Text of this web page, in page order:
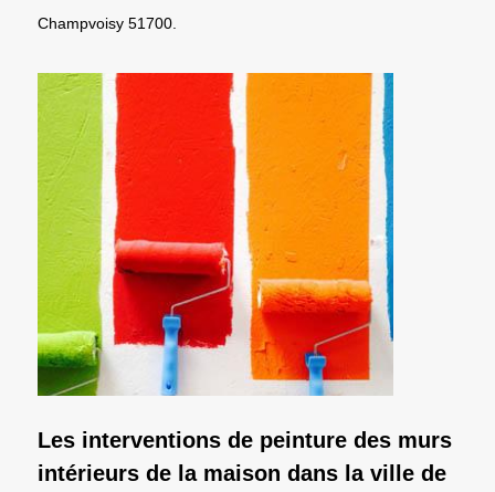
Champvoisy 51700.
Les interventions de peinture des murs
intérieurs de la maison dans la ville de